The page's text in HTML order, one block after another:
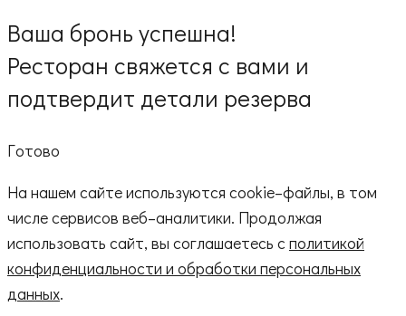
Ваша бронь успешна!
Ресторан свяжется с вами и
подтвердит детали резерва
Готово
На нашем сайте используются cookie–файлы, в том
числе сервисов веб–аналитики. Продолжая
использовать сайт, вы соглашаетесь сполитикой
конфиденциальности и обработки персональных
данных.